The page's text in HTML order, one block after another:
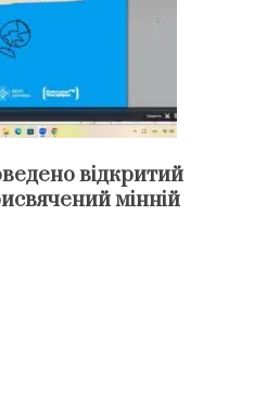
відкритий
мінній